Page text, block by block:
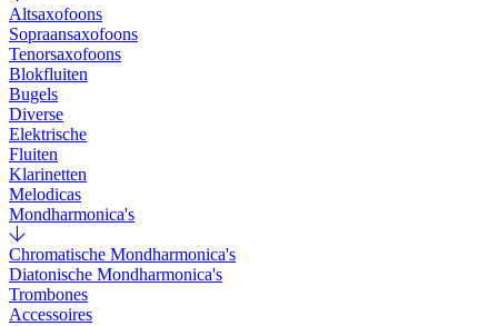
Altsaxofoons
Sopraansaxofoons
Tenorsaxofoons
Blokfluiten
Bugels
Diverse
Elektrische
Fluiten
Klarinetten
Melodicas
Mondharmonica's
Chromatische Mondharmonica's
Diatonische Mondharmonica's
Trombones
Accessoires